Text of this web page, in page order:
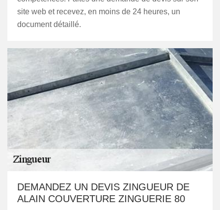
site web et recevez, en moins de 24 heures, un
document détaillé.
DEMANDEZ UN DEVIS ZINGUEUR DE
ALAIN COUVERTURE ZINGUERIE 80